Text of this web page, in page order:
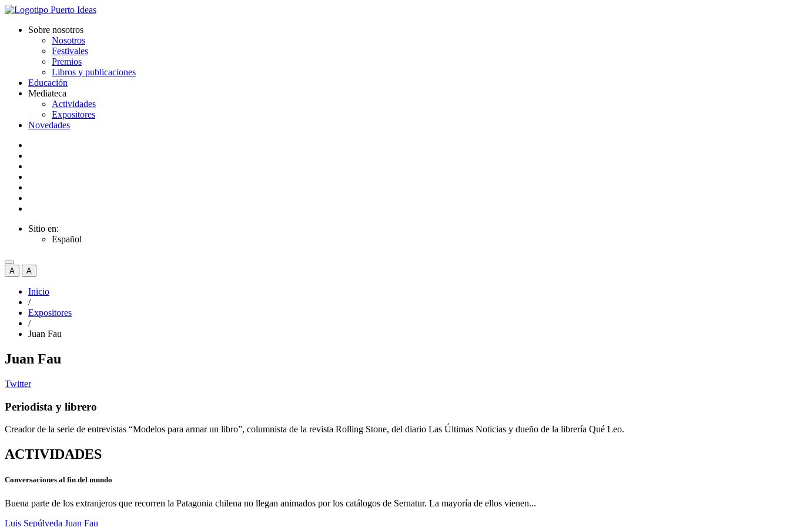
Sobre nosotros
Nosotros
Festivales
Premios
Libros y publicaciones
Educación
Mediateca
Actividades
Expositores
Novedades
Sitio en:
Español
A A
Inicio
/
Expositores
/
Juan Fau
Juan Fau
Twitter
Periodista y librero
Creador de la serie de entrevistas “Modelos para armar un libro”, columnista de la revista Rolling Stone, del diario Las Últimas Noticias y dueño de la librería Qué Leo.
ACTIVIDADES
Conversaciones al fin del mundo
Buena parte de los extranjeros que recorren la Patagonia chilena no llegan animados por los catálogos de Sernatur. La mayoría de ellos vienen...
Luis Sepúlveda Juan Fau